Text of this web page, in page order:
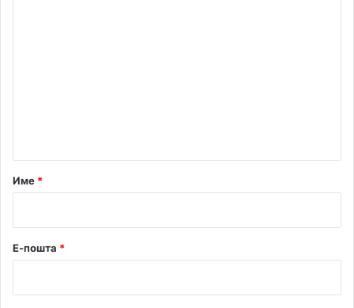
р
Име *
Е-пошта *